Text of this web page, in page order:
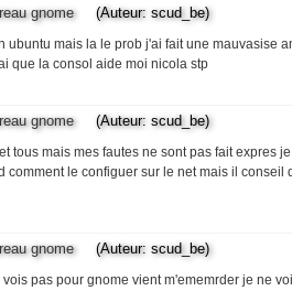
gnome(Auteur: scud_be)
ubuntu mais la le prob j'ai fait une mauvasise
que la consol aide moi nicola stp
gnome(Auteur: scud_be)
tous mais mes fautes ne sont pas fait expres
comment le configuer sur le net mais il
gnome(Auteur: scud_be)
pas pour gnome vient m'ememrder je ne